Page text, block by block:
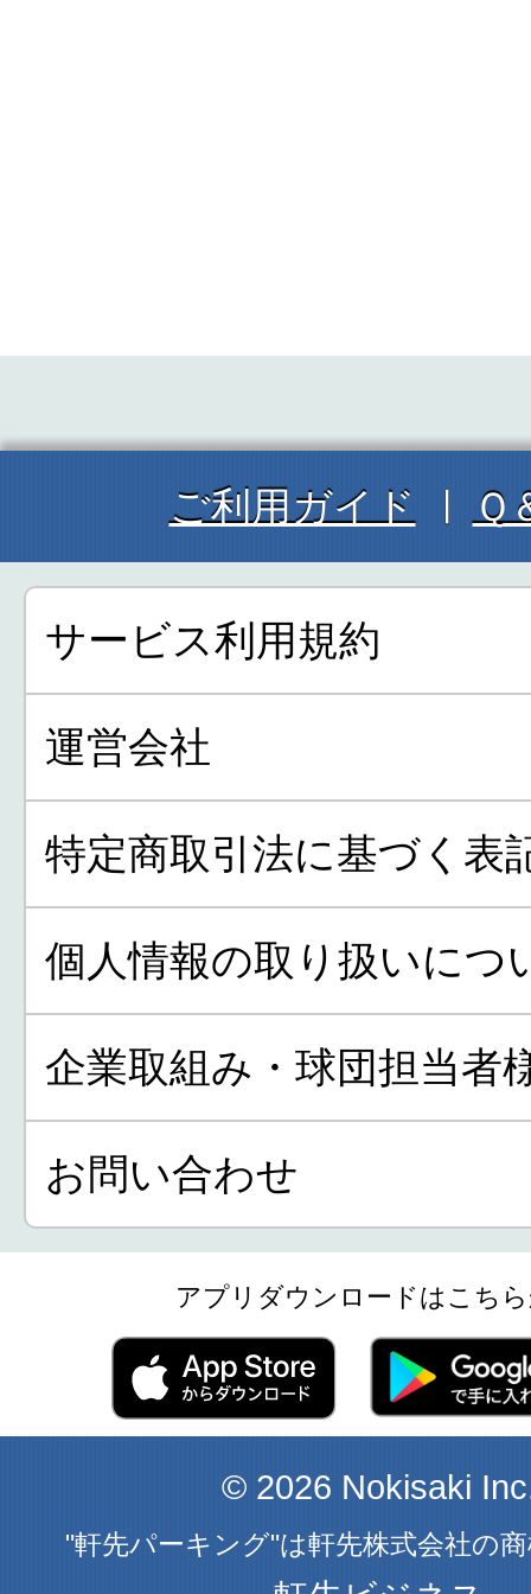
ご利用ガイド Ｑ
サービス利用規約
運営会社
特定商取引法に基づく表
個人情報の取り扱いにつ
企業取組み・球団担当者
お問い合わせ
アプリダウンロードはこち
© 2026 Nokisaki
"軒先パーキング"は軒先株式会社の